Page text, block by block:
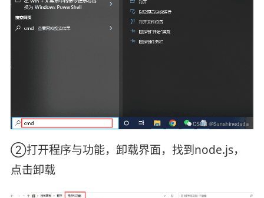
②打开程序与功能，卸载界面，找到node.js，
点击卸载